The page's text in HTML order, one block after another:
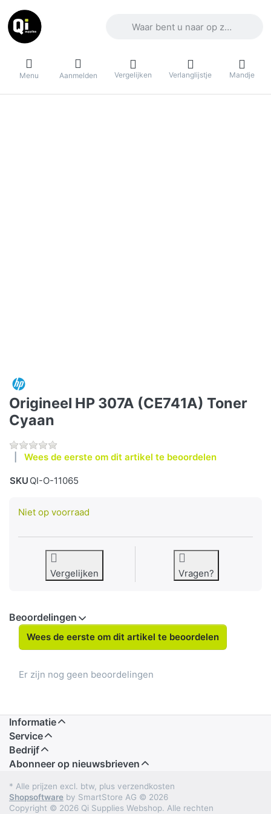
Menu Aanmelden Vergelijken Verlanglijstje Mandje
Origineel HP 307A (CE741A) Toner
Cyaan
Wees de eerste om dit artikel te beoordelen
SKU QI-O-11065
Niet op voorraad
Vergelijken Vragen?
Beoordelingen
Wees de eerste om dit artikel te beoordelen
Er zijn nog geen beoordelingen
Informatie
Service
Bedrijf
Abonneer op nieuwsbrieven
* Alle prijzen excl. btw, plus verzendkosten
Shopsoftware by SmartStore AG © 2026
Copyright © 2026 Qi Supplies Webshop. Alle rechten